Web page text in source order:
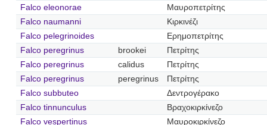
Falco eleonorae
Μαυροπετρίτης
Falco naumanni
Κιρκινέζι
Falco pelegrinoides
Ερημοπετρίτης
Falco peregrinus
brookei
Πετρίτης
Falco peregrinus
calidus
Πετρίτης
Falco peregrinus
peregrinus
Πετρίτης
Falco subbuteo
Δεντρογέρακο
Falco tinnunculus
Βραχοκιρκίνεζο
Falco vespertinus
Μαυροκιρκίνεζο